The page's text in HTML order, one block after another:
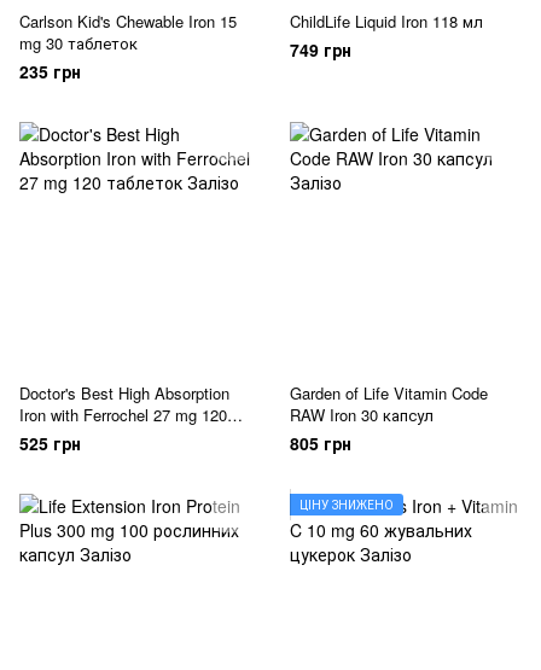
Carlson Kid's Chewable Iron 15
mg 30 таблеток
235 грн
ChildLife Liquid Iron 118 мл
749 грн
Doctor's Best High Absorption
Iron with Ferrochel 27 mg 120
таблеток
525 грн
Garden of Life Vitamin Code
RAW Iron 30 капсул
805 грн
ЦІНУ ЗНИЖЕНО